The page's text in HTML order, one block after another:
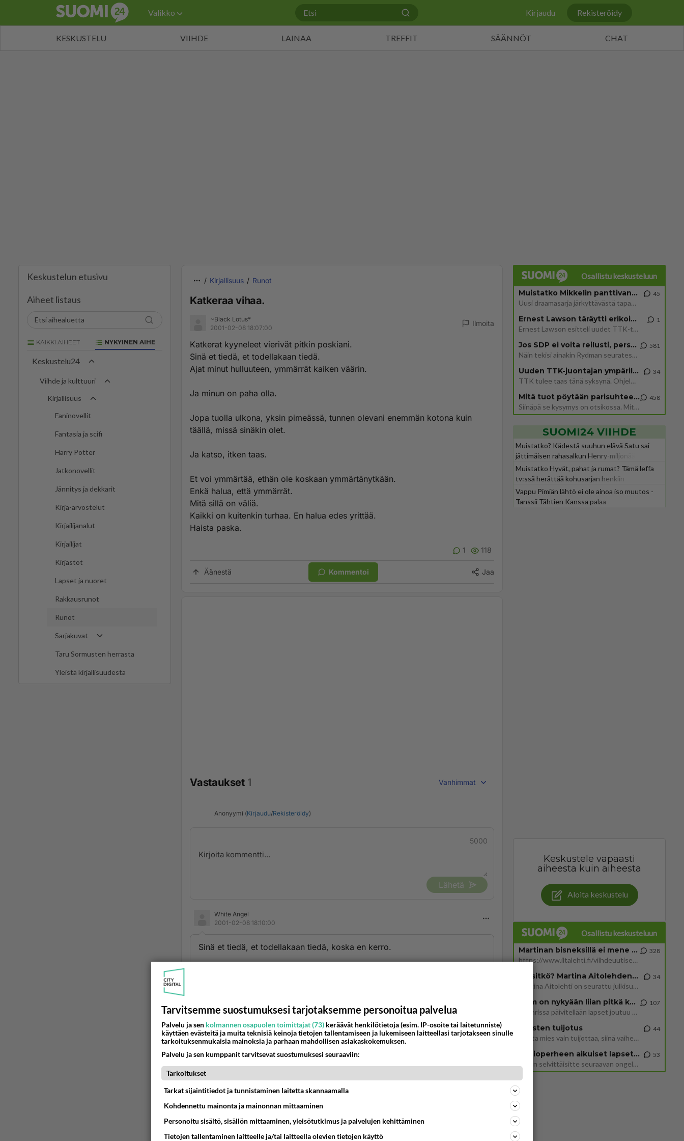
Valikko Kirjaudu Rekisteröidy
KESKUSTELU VIIHDE LAINAA TREFFIT SÄÄNNÖT CHAT
Keskustelun etusivu
Aiheet listaus
KAIKKI AIHEET NYKYINEN AIHE
Keskustelu24
Viihde ja kulttuuri
Kirjallisuus
Faninovellit
Fantasia ja scifi
Harry Potter
Jatkonovellit
Jännitys ja dekkarit
Kirja-arvostelut
Kirjailijanalut
Kirjailijat
Kirjastot
Lapset ja nuoret
Rakkausrunot
Runot
Sarjakuvat
Taru Sormusten herrasta
Yleistä kirjallisuudesta
Kirjallisuus Runot
Katkeraa vihaa.
~Black Lotus*
2001-02-08 18:07:00
Ilmoita
Katkerat kyyneleet vierivät pitkin poskiani.
Sinä et tiedä, et todellakaan tiedä.
Ajat minut hulluuteen, ymmärrät kaiken väärin.
Ja minun on paha olla.
Jopa tuolla ulkona, yksin pimeässä, tunnen olevani enemmän kotona kuin
täällä, missä sinäkin olet.
Ja katso, itken taas.
Et voi ymmärtää, ethän ole koskaan ymmärtänytkään.
Enkä halua, että ymmärrät.
Mitä sillä on väliä.
Kaikki on kuitenkin turhaa. En halua edes yrittää.
Haista paska.
1 118
Äänestä Kommentoi Jaa
Vastaukset 1 Vanhimmat
Anonyymi (Kirjaudu/Rekisteröidy)
5000
Lähetä
White Angel
2001-02-08 18:10:00
Sinä et tiedä, et todellakaan tiedä, koska en kerro.
Äänestä Kommentoi
Kommentoi aloitusta...
Ketjusta on poistettu sääntöjenvastaista viestiä.
Takaisin ylös
LUETUIMMAT KESKUSTELUT
Osallistu keskusteluun
Muistatko Mikkelin panttivankidraaman?
Uusi draamasarja järkyttävästä tapauksesta on tulossa. Tositapahtumiin perustuva sarja ammentaa vuoden 1986 Mikkelin pan
45
Ernest Lawson täräytti erikoisen heiton TTK-lehdistötilaisuudessa: " Onko tässä tarkoituksena...?"
Ernest Lawson esitteli uudet TTK-tähtioppilaat ja opettajat torstaina 6.8. lehdistölle. Tulevalla kaudella on yksi hausk
1
Jos SDP ei voita reilusti, persut kumoavat demokratian Suomesta
Näin tekisi ainakin Rydman seuratessaan idolinsa Trumpin mallia https://www.is.fi/politiikka/art-2000012187244.html
581
Uuden TTK-juontajan ympärillä epätietoisuus sakenee - Nyt MTV hämmentää soppaa
TTK tulee taas tänä syksynä. Ohjelman uudet tähtioppilaat julkistetaan torstaina 6. elokuuta klo 14 alkavassa lehdistö
34
Mitä tuot pöytään parisuhteessa?
Siinäpä se kysymys on otsikossa. Mitäpä siis tuot/toisit pöytään parisuhteessa? Oletko mies vai nainen? Koetko sen mitä
458
SUOMI24 VIIHDE
Muistatko? Kädestä suuhun elävä Satu sai
jättimäisen rahasalkun Henry-miljonääriltä
Muistatko Hyvät, pahat ja rumat? Tämä leffa
tv:ssä herättää kohusarjan henkiin
Vappu Pimiän lähtö ei ole ainoa iso muutos -
Tanssii Tähtien Kanssa palaa
Keskustele vapaasti
aiheesta kuin aiheesta
Aloita keskustelu
Osallistu keskusteluun
Martinan bisneksillä ei mene hyvin
https://www.iltalehti.fi/viihdeuutiset/a/c46da6ab-340f-4790-aaa7-0865eed2336 Yrityksen konkurssihakemus on tullut kärä
328
Tiesitkö? Martina Aitolehden isäpuoli on tämä suosittu laulaja
Martina Aitolehti on seurattu julkisuuden henkilö. Lähipiiriin mahtuu muitakin tunnettuja henkilöitä. Tiesitkö, että Ma
34
2 km on nykyään liian pitkä koulumatka
Hesarissa päivitellään lapset joutuu nyt kulkemaan 2 km kouluun jösses. Ruostefillarilla tuo matka menee vaikka miten äk
107
Miesten tuijotus
Mutta mies vain tuijottaa, siinä vaiheessa käännän itse pään pois. Mikä juttu? Yleensä jos joku tuijottaa tai katsoo, hä
44
Uusioperheen aikuiset lapset tyhjentää jääkaapin käydessään
Miten selvittäisitte seuraavan ongelman, meillä on uusioperhe, minulla teini-ikäiset lapset ja puolisolla aikuiset, jotk
53
Tarvitsemme suostumuksesi tarjotaksemme personoitua palvelua
Palvelu ja sen kolmannen osapuolen toimittajat (73) keräävät henkilötietoja (esim. IP-osoite tai laitetunniste)
käyttäen evästeitä ja muita teknisiä keinoja tietojen tallentamiseen ja lukemiseen laitteellasi tarjotakseen sinulle
tarkoituksenmukaisia mainoksia ja parhaan mahdollisen asiakaskokemuksen.
Palvelu ja sen kumppanit tarvitsevat suostumuksesi seuraaviin:
Tarkoitukset
Tarkat sijaintitiedot ja tunnistaminen laitetta skannaamalla
Kohdennettu mainonta ja mainonnan mittaaminen
Personoitu sisältö, sisällön mittaaminen, yleisötutkimus ja palvelujen kehittäminen
Tietojen tallentaminen laitteelle ja/tai laitteella olevien tietojen käyttö